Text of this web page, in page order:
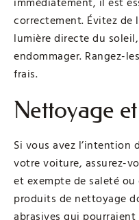
correctement. Évitez de
lumière directe du
endommager. Rangez-
frais.
Nettoyage
Si vous avez l’intention
votre voiture, assurez-
et exempte de saleté ou
produits de nettoyage
abrasives qui